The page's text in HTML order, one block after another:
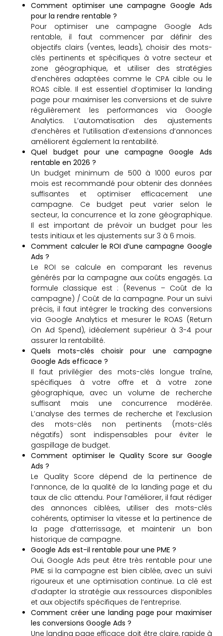
Comment optimiser une campagne Google Ads
pour la rendre rentable ?
Pour optimiser une campagne Google Ads
rentable, il faut commencer par définir des
objectifs clairs (ventes, leads), choisir des mots-
clés pertinents et spécifiques à votre secteur et
zone géographique, et utiliser des stratégies
d’enchères adaptées comme le CPA cible ou le
ROAS cible. Il est essentiel d’optimiser la landing
page pour maximiser les conversions et de suivre
régulièrement les performances via Google
Analytics. L’automatisation des ajustements
d’enchères et l’utilisation d’extensions d’annonces
améliorent également la rentabilité.
Quel budget pour une campagne Google Ads
rentable en 2026 ?
Un budget minimum de 500 à 1000 euros par
mois est recommandé pour obtenir des données
suffisantes et optimiser efficacement une
campagne. Ce budget peut varier selon le
secteur, la concurrence et la zone géographique.
Il est important de prévoir un budget pour les
tests initiaux et les ajustements sur 3 à 6 mois.
Comment calculer le ROI d’une campagne Google
Ads ?
Le ROI se calcule en comparant les revenus
générés par la campagne aux coûts engagés. La
formule classique est : (Revenus – Coût de la
campagne) / Coût de la campagne. Pour un suivi
précis, il faut intégrer le tracking des conversions
via Google Analytics et mesurer le ROAS (Return
On Ad Spend), idéalement supérieur à 3-4 pour
assurer la rentabilité.
Quels mots-clés choisir pour une campagne
Google Ads efficace ?
Il faut privilégier des mots-clés longue traîne,
spécifiques à votre offre et à votre zone
géographique, avec un volume de recherche
suffisant mais une concurrence modérée.
L’analyse des termes de recherche et l’exclusion
des mots-clés non pertinents (mots-clés
négatifs) sont indispensables pour éviter le
gaspillage de budget.
Comment optimiser le Quality Score sur Google
Ads ?
Le Quality Score dépend de la pertinence de
l’annonce, de la qualité de la landing page et du
taux de clic attendu. Pour l’améliorer, il faut rédiger
des annonces ciblées, utiliser des mots-clés
cohérents, optimiser la vitesse et la pertinence de
la page d’atterrissage, et maintenir un bon
historique de campagne.
Google Ads est-il rentable pour une PME ?
Oui, Google Ads peut être très rentable pour une
PME si la campagne est bien ciblée, avec un suivi
rigoureux et une optimisation continue. La clé est
d’adapter la stratégie aux ressources disponibles
et aux objectifs spécifiques de l’entreprise.
Comment créer une landing page pour maximiser
les conversions Google Ads ?
Une landing page efficace doit être claire, rapide à